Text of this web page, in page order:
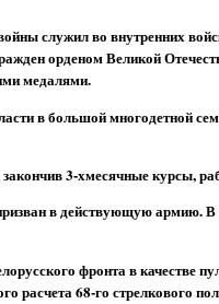
служил во внутренних
орденом Великой
медалями.
в большой многодетной
3-хмесячные курсы,
в действующую армию. В
фронта в качестве
расчета 68-го стрелкового